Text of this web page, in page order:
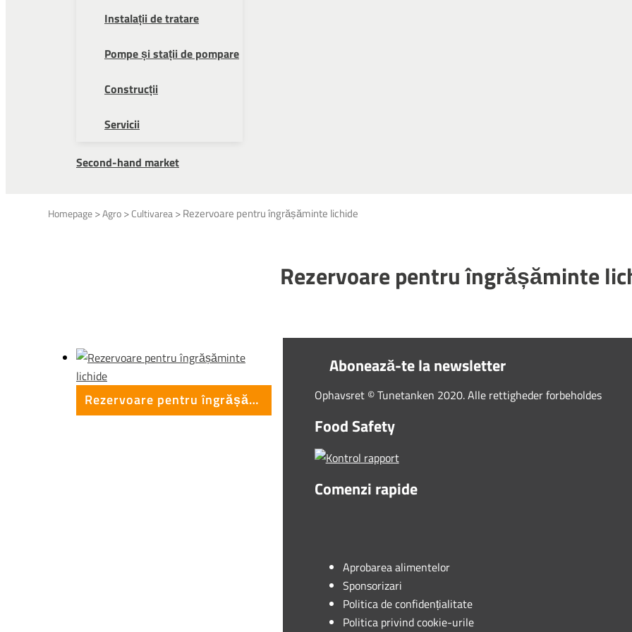
Instalații de tratare
Pompe și stații de pompare
Construcții
Servicii
Second-hand market
Homepage >Agro > Cultivarea >Rezervoare pentru îngrășăminte lichide
Rezervoare pentru îngrășăminte
Rezervoare pentru îngrășăminte lichide
Abonează-te la newsletter
Ophavsret © Tunetanken 2020. Alle rettigheder forbeholdes
Food Safety
Comenzi rapide
Aprobarea alimentelor
Sponsorizari
Politica de confidențialitate
Politica privind cookie-urile